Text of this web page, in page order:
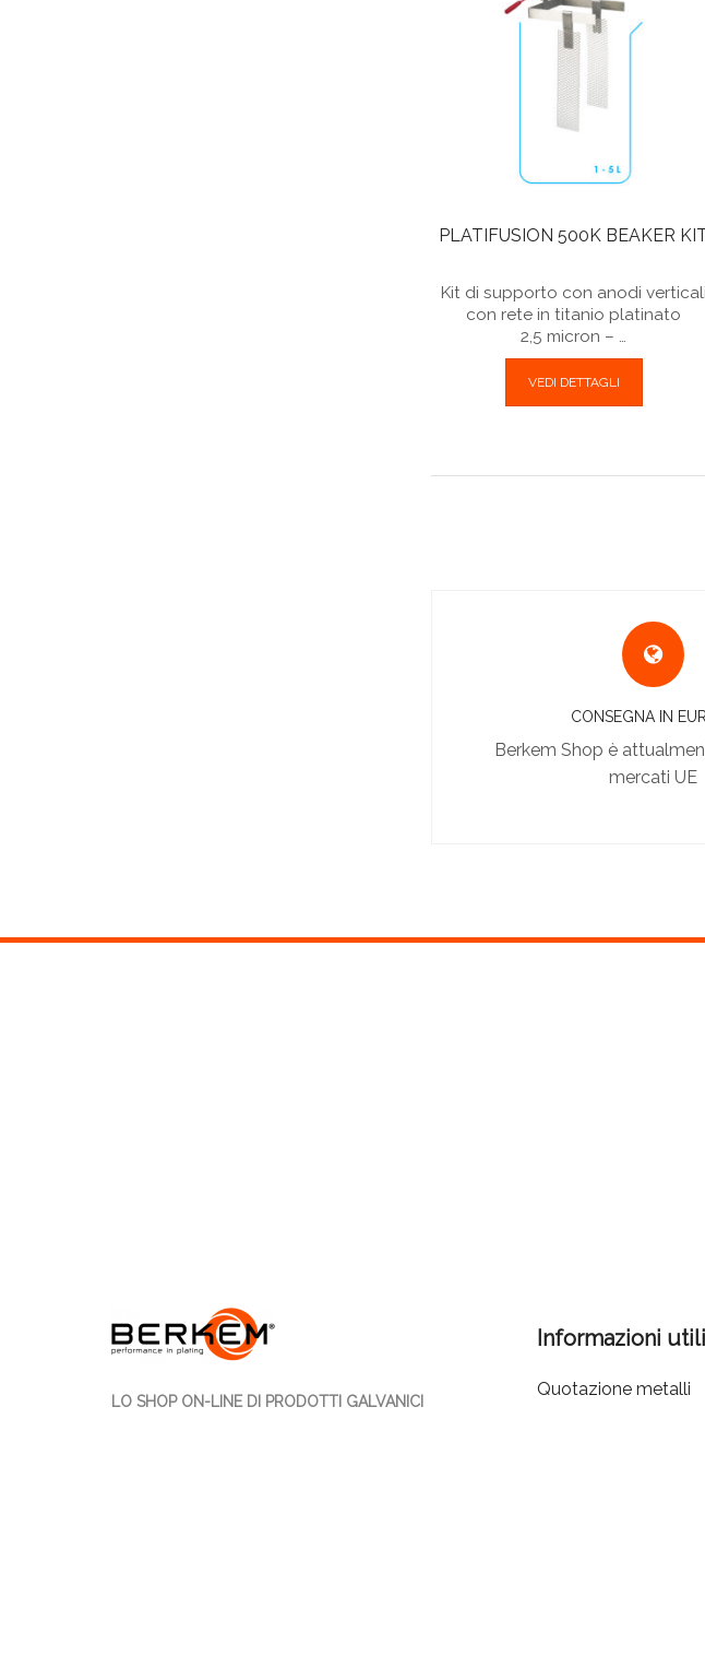
PLATIFUSION 500K BEAKER
Kit di supporto con anodi verticali
con rete in titanio platinato
2,5 micron – …
VEDI DETTAGLI
CONSEGNA IN
Berkem Shop è
mercati UE
LO SHOP ON-LINE DI PRODOTTI GALVANICI
Informazioni utili
Quotazione metalli